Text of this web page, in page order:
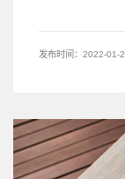
发布时间：2022-01-